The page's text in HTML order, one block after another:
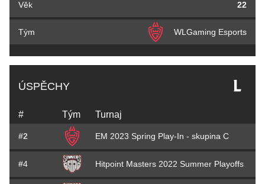
Věk 22
Tým WLGaming Esports
ÚSPĚCHY
# Tým Turnaj
#2 EM 2023 Spring Play-In - skupina C
#4 Hitpoint Masters 2022 Summer Playoffs